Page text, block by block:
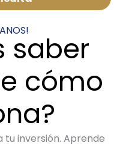
saber
cómo
tu inversión. Aprende